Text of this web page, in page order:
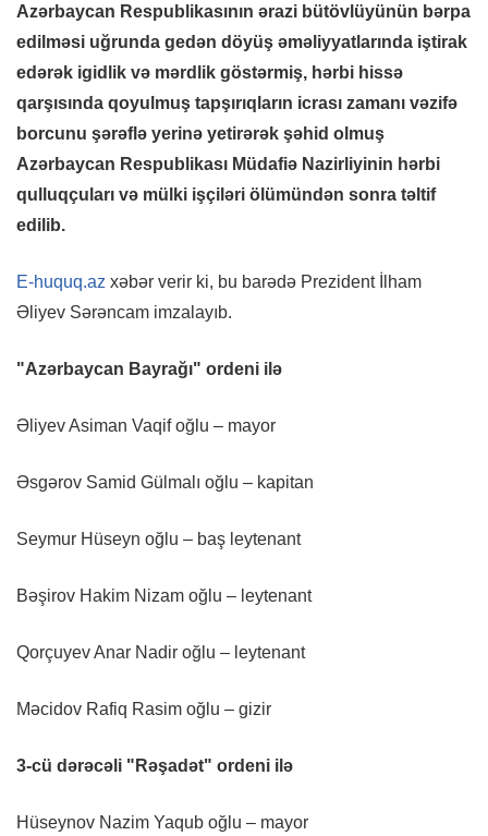
Azərbaycan Respublikasının ərazi bütövlüyünün bərpa
edilməsi uğrunda gedən döyüş əməliyyatlarında iştirak
edərək igidlik və mərdlik göstərmiş, hərbi hissə
qarşısında qoyulmuş tapşırıqların icrası zamanı vəzifə
borcunu şərəflə yerinə yetirərək şəhid olmuş
Azərbaycan Respublikası Müdafiə Nazirliyinin hərbi
qulluqçuları və mülki işçiləri ölümündən sonra təltif
edilib.
E-huquq.az xəbər verir ki, bu barədə Prezident İlham
Əliyev Sərəncam imzalayıb.
"Azərbaycan Bayrağı" ordeni ilə
Əliyev Asiman Vaqif oğlu – mayor
Əsgərov Samid Gülmalı oğlu – kapitan
Seymur Hüseyn oğlu – baş leytenant
Bəşirov Hakim Nizam oğlu – leytenant
Qorçuyev Anar Nadir oğlu – leytenant
Məcidov Rafiq Rasim oğlu – gizir
3-cü dərəcəli "Rəşadət" ordeni ilə
Hüseynov Nazim Yaqub oğlu – mayor